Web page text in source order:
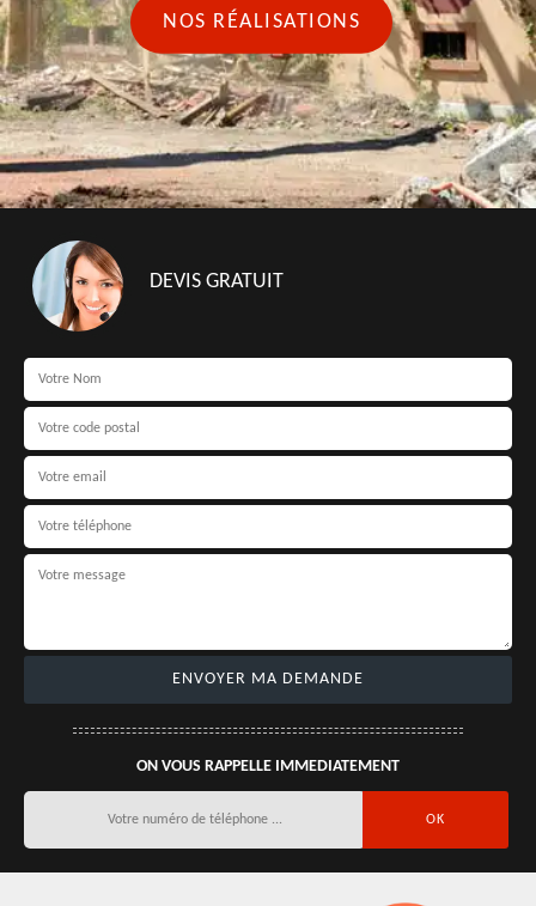
NOS RÉALISATIONS
DEVIS GRATUIT
ON VOUS RAPPELLE IMMEDIATEMENT